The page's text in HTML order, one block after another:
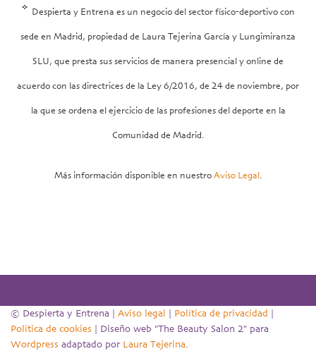
* Despierta y Entrena es un negocio del sector físico-deportivo con
sede en Madrid, propiedad de Laura Tejerina García y Lungimiranza
SLU, que presta sus servicios de manera presencial y online de
acuerdo con las directrices de la Ley 6/2016, de 24 de noviembre, por
la que se ordena el ejercicio de las profesiones del deporte en la
Comunidad de Madrid.
Más información disponible en nuestro Aviso Legal .
© Despierta y Entrena | Aviso legal Política de privacidad
Política de cookies | Diseño web "The Beauty Salon 2" para
Wordpress adaptado por Laura Tejerina.